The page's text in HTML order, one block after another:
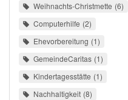
Weihnachts-Christmette 6
Computerhilfe 2
Ehevorbereitung 1
GemeindeCaritas 1
Kindertagesstätte 1
Nachhaltigkeit 8